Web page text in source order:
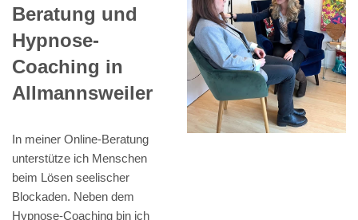
Beratung und
Hypnose-
Coaching in
Allmannsweiler
In meiner Online-Beratung
unterstütze ich Menschen
beim Lösen seelischer
Blockaden. Neben dem
Hypnose-Coaching bin ich